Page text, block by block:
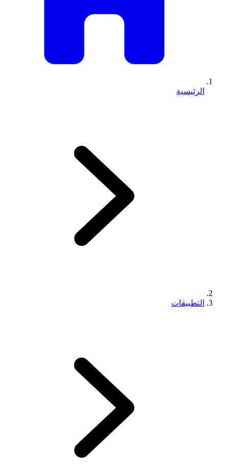
الرئيسية
التطبيقات